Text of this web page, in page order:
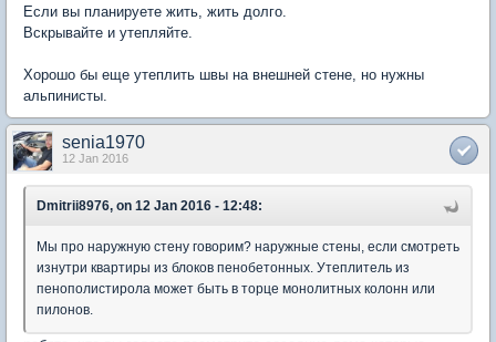
Если вы планируете жить, жить долго.
Вскрывайте и утепляйте.
Хорошо бы еще утеплить швы на внешней стене, но нужны
альпинисты.
senia1970
12 Jan 2016
Dmitrii8976, on 12 Jan 2016 - 12:48:
Мы про наружную стену говорим? наружные стены, если смотреть
изнутри квартиры из блоков пенобетонных. Утеплитель из
пенополистирола может быть в торце монолитных колонн или
пилонов.